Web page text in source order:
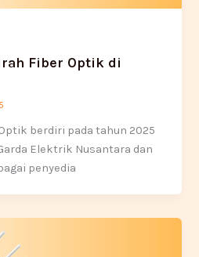
Fiber Optik di
berdiri pada tahun 2025
Elektrik Nusantara dan
penyedia